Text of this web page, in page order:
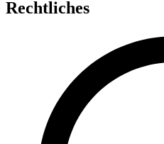
Rechtliches